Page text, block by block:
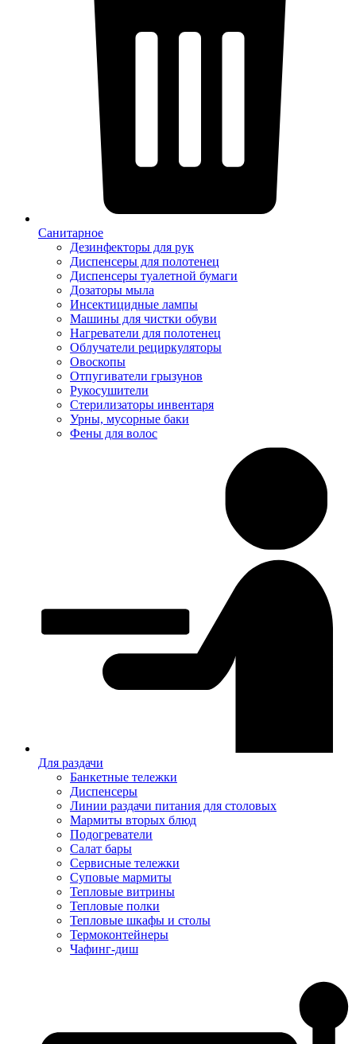
Санитарное
Дезинфекторы для рук
Диспенсеры для полотенец
Диспенсеры туалетной бумаги
Дозаторы мыла
Инсектицидные лампы
Машины для чистки обуви
Нагреватели для полотенец
Облучатели рециркуляторы
Овоскопы
Отпугиватели грызунов
Рукосушители
Стерилизаторы инвентаря
Урны, мусорные баки
Фены для волос
Для раздачи
Банкетные тележки
Диспенсеры
Линии раздачи питания для столовых
Мармиты вторых блюд
Подогреватели
Салат бары
Сервисные тележки
Суповые мармиты
Тепловые витрины
Тепловые полки
Тепловые шкафы и столы
Термоконтейнеры
Чафинг-диш